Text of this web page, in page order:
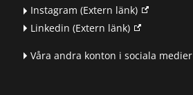
Instagram (Extern länk)
Linkedin (Extern länk)
Våra andra konton i sociala medier